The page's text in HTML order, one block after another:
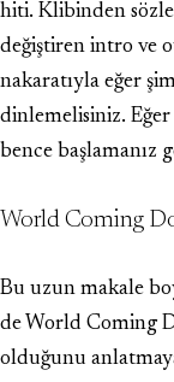
hiti. Klibinden
değiştiren intro ve
nakaratıyla eğer
dinlemelisiniz. Eğer
bence başlamanız
World Coming
Bu uzun makale
de World Coming
olduğunu